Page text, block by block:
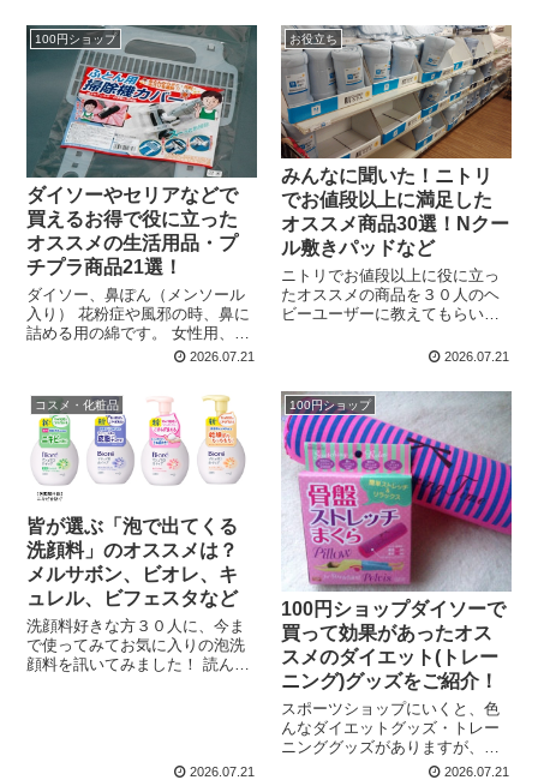
から「これは失敗したな～」と
感じてしまうようなものもあり
ます。 その中で無印良品ファ
ン...
100円ショップ
ダイソーやセリアなどで
買えるお得で役に立った
オススメの生活用品・プ
チプラ商品21選！
ダイソー、鼻ぽん（メンソール
入り） 花粉症や風邪の時、鼻に
詰める用の綿です。 女性用、男
性用があり、しかもただの綿で
ず、鼻をかみ過ぎて頭も痛いし
夜も鼻詰まりで眠れま...
2026.07.21
お役立ち
みんなに聞いた！ニトリ
でお値段以上に満足した
オススメ商品30選！Nクー
ル敷きパッドなど
ニトリでお値段以上に役に立っ
たオススメの商品を３０人のヘ
ビーユーザーに教えてもらいま
勢いのある会社ですが、果たし
リティなのか？というと正直ハ
ズレもあるような気がします
ね。 ...
2026.07.21
コスメ・化粧品
皆が選ぶ「泡で出てくる
洗顔料」のオススメは？
メルサボン、ビオレ、キ
ュレル、ビフェスタなど
洗顔料好きな方３０人に、今ま
で使ってみてお気に入りの泡洗
顔料を訊いてみました！ 読んで
2026.07.21
100円ショップ
100円ショップダイソーで
買って効果があったオス
スメのダイエット(トレー
ニング)グッズをご紹介！
スポーツショップにいくと、色
んなダイエットグッズ・トレー
ニンググッズがありますが、ど
れもなかなかのお値段するんで
2026.07.21